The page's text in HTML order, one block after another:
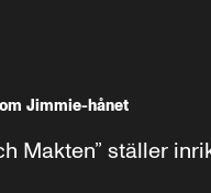
Jimmie-hånet
Makten” ställer